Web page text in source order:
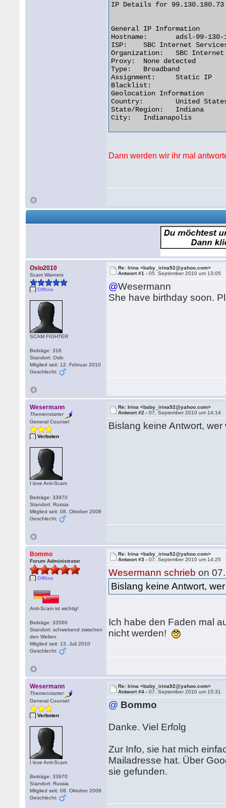
IP Details for 99.130.180.73
General IP Information
Hostname:	adsl-99-130-180-73.dsl.ipltin.sbcglobal.net
ISP:	SBC Internet Services
Organization:	SBC Internet Services
Proxy:	None detected
Type:	Broadband
Assignment:	Static IP
Blacklist:
Geolocation Information
Country:	United States us flag
State/Region:	Indiana
City:	Indianapolis
Dann werden wir ihr mal
Oslo2010
Scam Warners
Offline
SCAM FIGHTER
Beiträge: 318
Standort: Oslo
Mitglied seit: 12. Februar 2010
Geschlecht:
Re: Irina <baby_irina92@yahoo.com>
Antwort #1 -05. September 2010 um 13:05
@Wesermann
She have birthday soon.
Wesermann
Themenstarter
General Counsel
Verboten
I love Anti-Scam
Beiträge: 33970
Standort: Russia
Mitglied seit: 08. Oktober 2008
Geschlecht:
Re: Irina <baby_irina92@yahoo.com>
Antwort #2 -07. September 2010 um 14:14
Bislang keine Antwort,
Bommo
Forum Administrator
Offline
Anti-Scam ist wichtig!
Beiträge: 33560
Standort: schwebend zwischen
den Welten
Mitglied seit: 13. Juli 2010
Geschlecht:
Re: Irina <baby_irina92@yahoo.com>
Antwort #3 -07. September 2010 um 14:25
Wesermann schrieb on
Bislang keine Antwort,
Ich habe den Faden mal
nicht werden!
Wesermann
Themenstarter
General Counsel
Verboten
I love Anti-Scam
Beiträge: 33970
Standort: Russia
Mitglied seit: 08. Oktober 2008
Geschlecht:
Re: Irina <baby_irina92@yahoo.com>
Antwort #4 -07. September 2010 um 15:31
@ Bommo
Danke. Viel Erfolg
Zur Info, sie hat mich
Mailadresse hat. Über
sie gefunden.